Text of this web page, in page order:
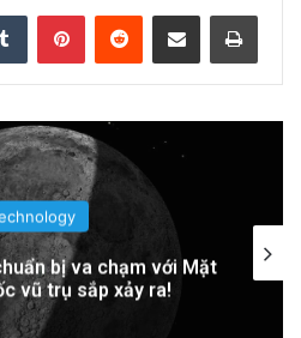
ago
Máy Đào Hầm Nổ Đá Đầu Tiên
Giới: Bước Đột Phá Trong Công
Dựng
Tumblr PinterestReddit Share via Email Print
công nghệ lượng tử
trạng mất điện diện
rộng